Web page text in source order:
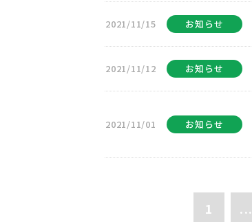
2021/11/15 お知らせ
2021/11/12 お知らせ
2021/11/01 お知らせ
1 ...